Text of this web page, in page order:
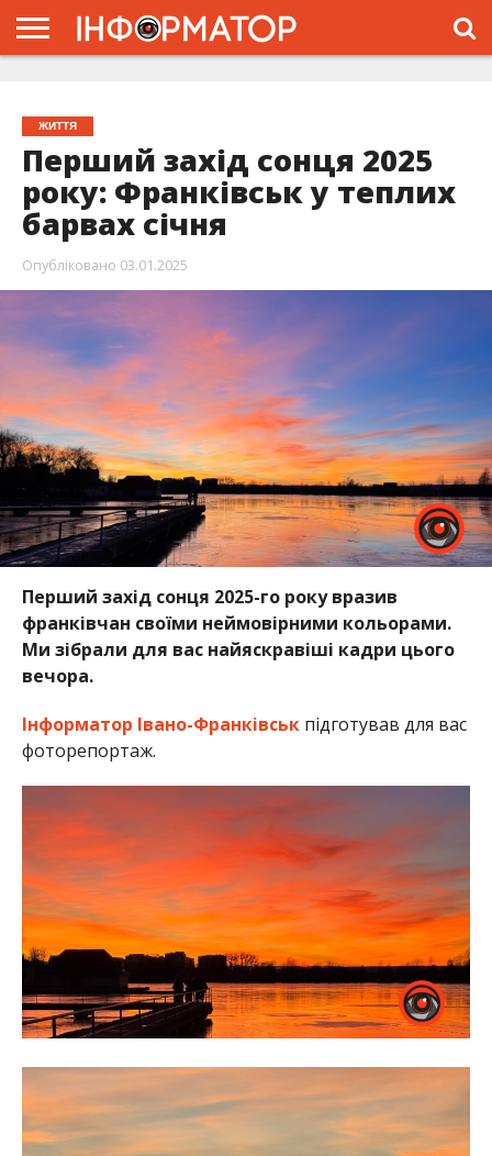
ЖИТТЯ
Перший захід сонця 2025
року: Франківськ у теплих
барвах січня
Опубліковано 03.01.2025
Перший захід сонця 2025-го року вразив
франківчан своїми неймовірними кольорами.
Ми зібрали для вас найяскравіші кадри цього
вечора.
Інформатор Івано-Франківськпідготував для вас
фоторепортаж.